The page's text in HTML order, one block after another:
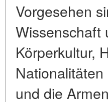
Vorgesehen
Wissenschaft
Körperkultur,
und die